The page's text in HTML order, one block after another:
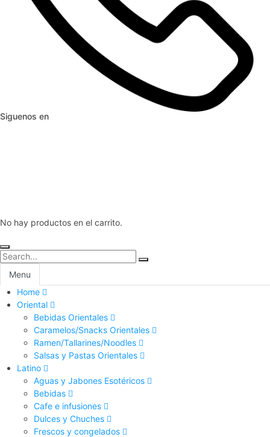
Siguenos en
No hay productos en el carrito.
Menu
Home
Oriental
Bebidas Orientales
Caramelos/Snacks Orientales
Ramen/Tallarines/Noodles
Salsas y Pastas Orientales
Latino
Aguas y Jabones Esotéricos
Bebidas
Cafe e infusiones
Dulces y Chuches
Frescos y congelados